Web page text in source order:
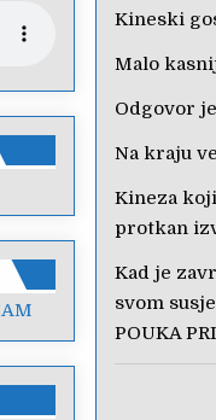
Kineski
Malo
Odgovor
Na kraju
Kineza
protkan
Kad je
svom
POUKA